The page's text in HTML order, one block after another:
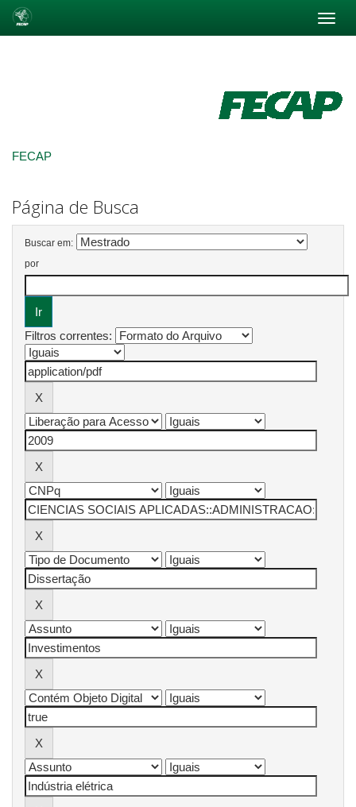
FECAP
Página de Busca
Buscar em:
por
Filtros correntes: